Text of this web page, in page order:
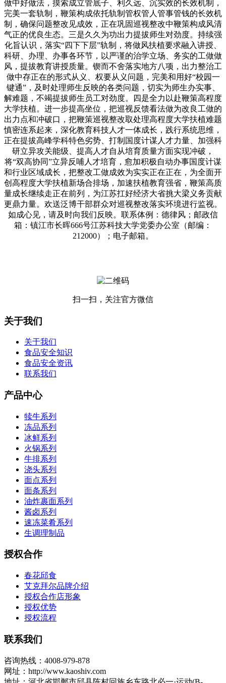
扫一扫，关注官方微信
关于我们
关于我们
食品安全知识
食品安全资讯
联系我们
产品中心
犊牛系列
冻品系列
冰鲜系列
火锅系列
牛排系列
浇头系列
面点系列
面条系列
油炸裹面系列
酱卤系列
速冻菜肴系列
生调理制品
授权合作
春花邱食
艾克拜尔品牌介绍
授权合作店形象
授权优势
授权流程
联系我们
咨询热线：4008-979-878
网址：http://www.kaoshiv.com